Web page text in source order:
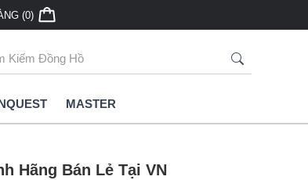
(0)
MASTER
Hãng Bán Lẻ Tại VN